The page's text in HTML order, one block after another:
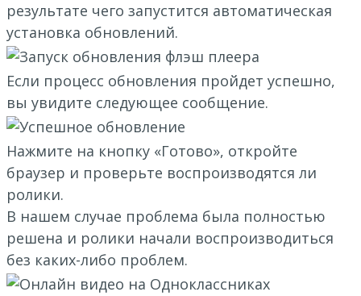
результате чего запустится автоматическая
установка обновлений.
Если процесс обновления пройдет успешно,
вы увидите следующее сообщение.
Нажмите на кнопку «Готово», откройте
браузер и проверьте воспроизводятся ли
ролики.
В нашем случае проблема была полностью
решена и ролики начали воспроизводиться
без каких-либо проблем.